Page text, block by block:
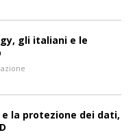
gli italiani e le
la protezione dei dati,